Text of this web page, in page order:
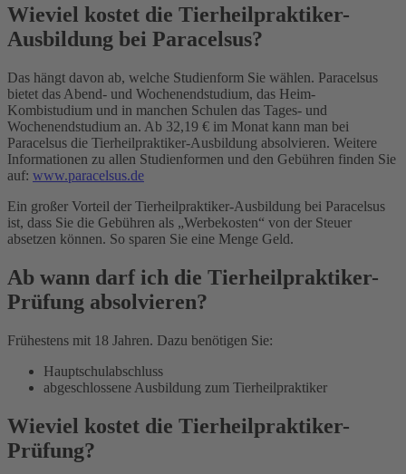
Wieviel kostet die Tierheilpraktiker-
Ausbildung bei Paracelsus?
Das hängt davon ab, welche Studienform Sie wählen. Paracelsus
bietet das Abend- und Wochenendstudium, das Heim-
Kombistudium und in manchen Schulen das Tages- und
Wochenendstudium an. Ab 32,19 € im Monat kann man bei
Paracelsus die Tierheilpraktiker-Ausbildung absolvieren. Weitere
Informationen zu allen Studienformen und den Gebühren finden Sie
auf: www.paracelsus.de
Ein großer Vorteil der Tierheilpraktiker-Ausbildung bei Paracelsus
ist, dass Sie die Gebühren als „Werbekosten“ von der Steuer
absetzen können. So sparen Sie eine Menge Geld.
Ab wann darf ich die Tierheilpraktiker-
Prüfung absolvieren?
Frühestens mit 18 Jahren. Dazu benötigen Sie:
Hauptschulabschluss
abgeschlossene Ausbildung zum Tierheilpraktiker
Wieviel kostet die Tierheilpraktiker-
Prüfung?